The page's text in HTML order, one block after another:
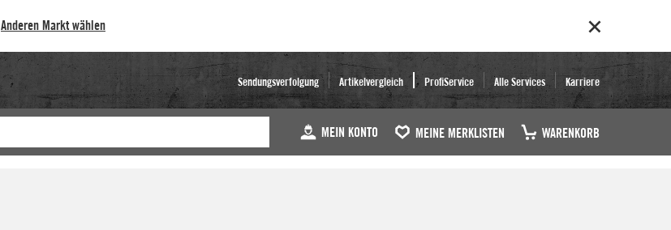
Anderen Markt wählen
Sendungsverfolgung Artikelvergleich ProfiService Alle Services Karriere
MEIN KONTO MEINE MERKLISTEN WARENKORB